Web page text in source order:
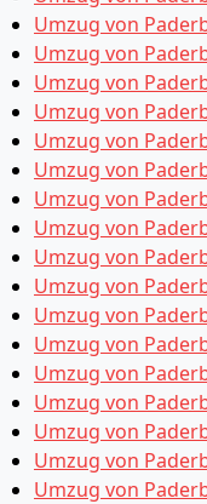
Umzug von
Umzug von
Umzug von
Umzug von
Umzug von
Umzug von
Umzug von
Umzug von
Umzug von
Umzug von
Umzug von
Umzug von
Umzug von
Umzug von
Umzug von
Umzug von
Umzug von